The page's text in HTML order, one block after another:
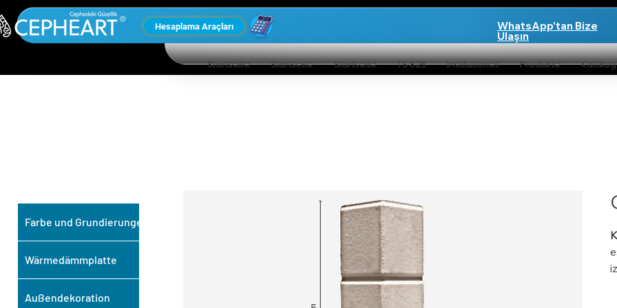
Hesaplama Araçları WhatsApp'tan Bize
Ulaşın
Startseite Startseite Startseite TS 825 Institutionell Produkte
Farbe und Grundierungen
Wärmedämmplatte
Außendekoration